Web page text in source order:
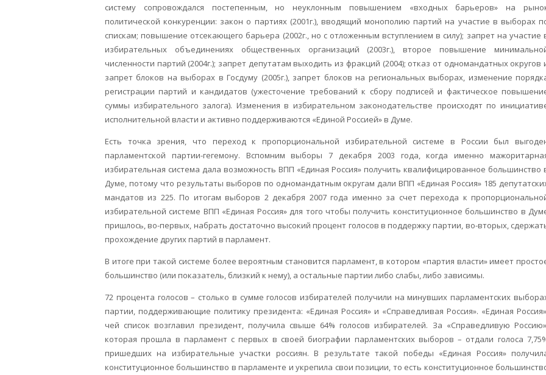
систему сопровождался постепенным, но неуклонным повышением «входных барьеров» на
политической конкуренции: закон о партиях (2001г.), вводящий монополию партий на участие в выборах
спискам; повышение отсекающего барьера (2002г., но с отложенным вступлением в силу); запрет на участие
избирательных объединениях общественных организаций (2003г.), второе повышение
численности партий (2004г.); запрет депутатам выходить из фракций (2004); отказ от одномандатных округов
запрет блоков на выборах в Госдуму (2005г.), запрет блоков на региональных выборах, изменение
регистрации партий и кандидатов (ужесточение требований к сбору подписей и фактическое
суммы избирательного залога). Изменения в избирательном законодательстве происходят по
исполнительной власти и активно поддерживаются «Единой Россией» в Думе.
Есть точка зрения, что переход к пропорциональной избирательной системе в России был
парламентской партии-гегемону. Вспомним выборы 7 декабря 2003 года, когда именно
избирательная система дала возможность ВПП «Единая Россия» получить квалифицированное большинство
Думе, потому что результаты выборов по одномандатным округам дали ВПП «Единая Россия» 185
мандатов из 225. По итогам выборов 2 декабря 2007 года именно за счет перехода к
избирательной системе ВПП «Единая Россия» для того чтобы получить конституционное большинство в
пришлось, во-первых, набрать достаточно высокий процент голосов в поддержку партии, во-вторых,
прохождение других партий в парламент.
В итоге при такой системе более вероятным становится парламент, в котором «партия власти» имеет
большинство (или показатель, близкий к нему), а остальные партии либо слабы, либо зависимы.
72 процента голосов – столько в сумме голосов избирателей получили на минувших парламентских
партии, поддерживающие политику президента: «Единая Россия» и «Справедливая Россия». «Единая
чей список возглавил президент, получила свыше 64% голосов избирателей. За «Справедливую
которая прошла в парламент с первых в своей биографии парламентских выборов – отдали голоса
пришедших на избирательные участки россиян. В результате такой победы «Единая Россия»
конституционное большинство в парламенте и укрепила свои позиции, то есть конституционное